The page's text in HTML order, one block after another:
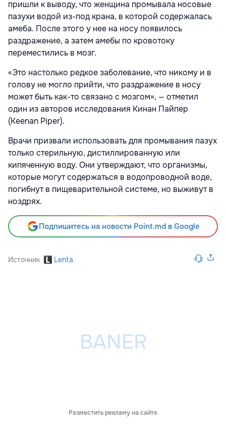
пришли к выводу, что женщина промывала носовые
пазухи водой из-под крана, в которой содержалась
амеба. После этого у нее на носу появилось
раздражение, а затем амебы по кровотоку
переместились в мозг.
«Это настолько редкое заболевание, что никому и в
голову не могло прийти, что раздражение в носу
может быть как-то связано с мозгом», — отметил
один из авторов исследования Кинан Пайпер
(Keenan Piper).
Врачи призвали использовать для промывания пазух
только стерильную, дистиллированную или
кипяченную воду. Они утверждают, что организмы,
которые могут содержаться в водопроводной воде,
погибнут в пищеварительной системе, но выживут в
ноздрях.
Подпишитесь на новости Point.md в Google
Источник Lenta
Разместить рекламу на сайте